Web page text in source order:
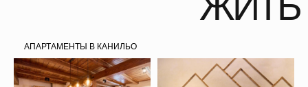
АПАРТАМЕНТЫ В КАНИЛЬО